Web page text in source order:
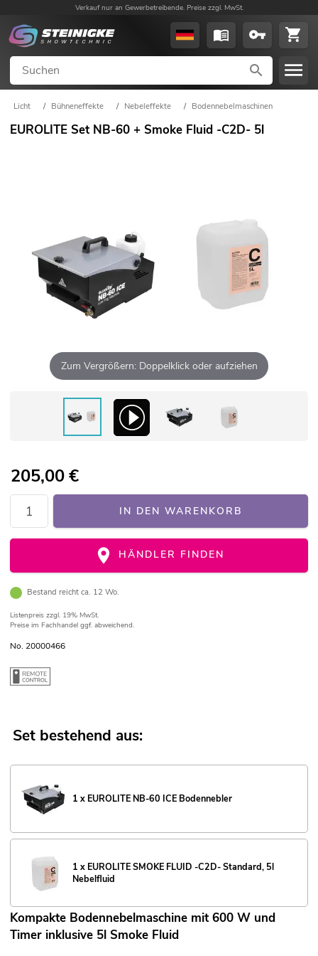
Verkauf nur an Gewerbetreibende. Preise zzgl. MwSt.
Licht / Bühneneffekte / Nebeleffekte / Bodennebelmaschinen
EUROLITE Set NB-60 + Smoke Fluid -C2D- 5l
Zum Vergrößern: Doppelklick oder aufziehen
205,00€
IN DEN WARENKORB
HÄNDLER FINDEN
Bestand reicht ca. 12 Wo.
Listenpreis zzgl. 19% MwSt.
Preise im Fachhandel ggf. abweichend.
No. 20000466
Set bestehend aus:
1 x EUROLITE NB-60 ICE Bodennebler
1 x EUROLITE SMOKE FLUID -C2D- Standard, 5l
Nebelfluid
Kompakte Bodennebelmaschine mit 600 W und
Timer inklusive 5l Smoke Fluid